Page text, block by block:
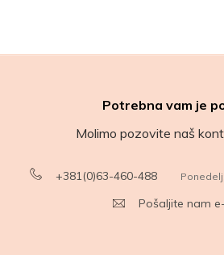
Potrebna vam je
Molimo pozovite naš
+381(0)63-460-488
Pošaljite nam